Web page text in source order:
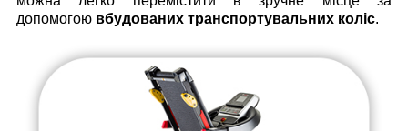
допомогою вбудованих транспортувальних коліс.